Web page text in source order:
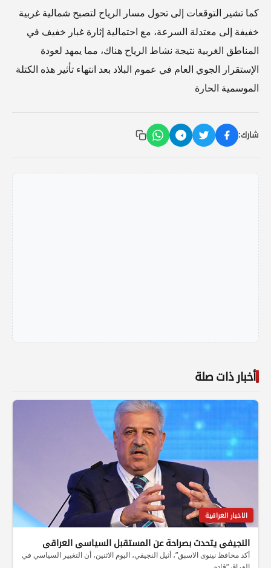
كما تشير التوقعات إلى تحول مسار الرياح لتصبح شمالية غربية
خفيفة إلى معتدلة السرعة، مع احتمالية إثارة غبار خفيف في
المناطق الغربية نتيجة نشاط الرياح هناك، مما يمهد لعودة
الإستقرار الجوي العام في عموم البلاد بعد انتهاء تأثير هذه الكتلة
الموسمية الحارة
شارك:
أخبار ذات صلة
الاخبار العراقية
النجيفي يتحدث بصراحة عن المستقبل السياسي العراقي
أكد محافظ نينوى الاسبق”، أثيل النجيفي، اليوم الاثنين، أن التغيير السياسي في